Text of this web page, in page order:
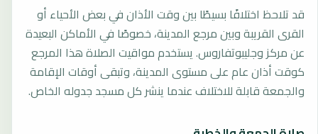
قد تلاحظ اختلافًا بسيطًا بين وقت الأذان في بعض الأحياء أو
القرى القريبة وبين مرجع المدينة، خصوصًا في الأماكن البعيدة
عن مركز وجليبوتفاروس. يستخدم مواقيت الصلاة هذا المرجع
كوقت أذان عام على مستوى المدينة، وتبقى أوقات الإقامة
والجمعة قابلة للاختلاف عندما ينشر كل مسجد جدوله الخاص.